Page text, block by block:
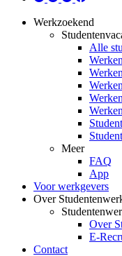
Werkzoekend
Alle
Meer
FAQ
App
Voor werkgevers
Over
Over
E-
Contact